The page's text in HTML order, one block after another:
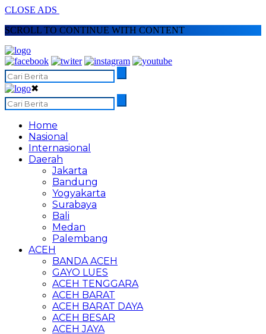
CLOSE ADS
SCROLL TO CONTINUE WITH CONTENT
✖
Home
Nasional
Internasional
Daerah
Jakarta
Bandung
Yogyakarta
Surabaya
Bali
Medan
Palembang
ACEH
BANDA ACEH
GAYO LUES
ACEH TENGGARA
ACEH BARAT
ACEH BARAT DAYA
ACEH BESAR
ACEH JAYA